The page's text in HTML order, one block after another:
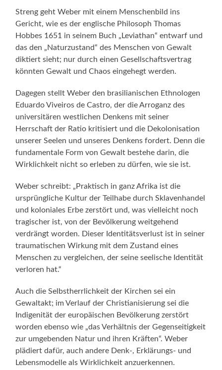
Streng geht Weber mit einem Menschenbild ins
Gericht, wie es der englische Philosoph Thomas
Hobbes 1651 in seinem Buch „Leviathan“ entwarf und
das den „Naturzustand“ des Menschen von Gewalt
diktiert sieht; nur durch einen Gesellschaftsvertrag
könnten Gewalt und Chaos eingehegt werden.
Dagegen stellt Weber den brasilianischen Ethnologen
Eduardo Viveiros de Castro, der die Arroganz des
universitären westlichen Denkens mit seiner
Herrschaft der Ratio kritisiert und die Dekolonisation
unserer Seelen und unseres Denkens fordert. Denn die
fundamentale Form von Gewalt bestehe darin, die
Wirklichkeit nicht so erleben zu dürfen, wie sie ist.
Weber schreibt: „Praktisch in ganz Afrika ist die
ursprüngliche Kultur der Teilhabe durch Sklavenhandel
und koloniales Erbe zerstört und, was vielleicht noch
tragischer ist, von der Bevölkerung weitgehend
verdrängt worden. Dieser Identitätsverlust ist in seiner
traumatischen Wirkung mit dem Zustand eines
Menschen zu vergleichen, der seine seelische Identität
verloren hat.“
Auch die Selbstherrlichkeit der Kirchen sei ein
Gewaltakt; im Verlauf der Christianisierung sei die
Indigenität der europäischen Bevölkerung zerstört
worden ebenso wie „das Verhältnis der Gegenseitigkeit
zur umgebenden Natur und ihren Kräften“. Weber
plädiert dafür, auch andere Denk-, Erklärungs- und
Lebensmodelle als Wirklichkeit anzuerkennen.